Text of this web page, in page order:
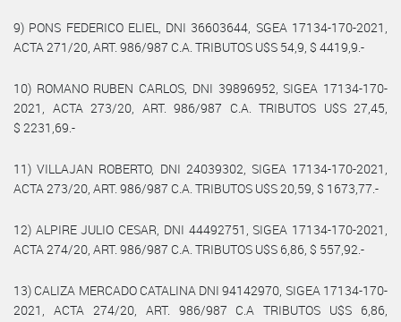
9) PONS FEDERICO ELIEL, DNI 36603644, SGEA 17134-170-2021,
ACTA 271/20, ART. 986/987 C.A. TRIBUTOS U$S 54,9, $ 4419,9.-
10) ROMANO RUBEN CARLOS, DNI 39896952, SIGEA 17134-170-
2021, ACTA 273/20, ART. 986/987 C.A. TRIBUTOS U$S 27,45,
$ 2231,69.-
11) VILLAJAN ROBERTO, DNI 24039302, SIGEA 17134-170-2021,
ACTA 273/20, ART. 986/987 C.A. TRIBUTOS U$S 20,59, $ 1673,77.-
12) ALPIRE JULIO CESAR, DNI 44492751, SIGEA 17134-170-2021,
ACTA 274/20, ART. 986/987 C.A. TRIBUTOS U$S 6,86, $ 557,92.-
13) CALIZA MERCADO CATALINA DNI 94142970, SIGEA 17134-170-
2021, ACTA 274/20, ART. 986/987 C.A TRIBUTOS U$S 6,86,